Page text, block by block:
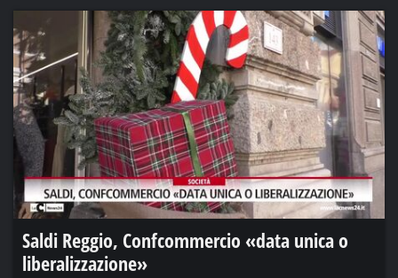
Saldi Reggio, Confcommercio «data unica o
liberalizzazione»